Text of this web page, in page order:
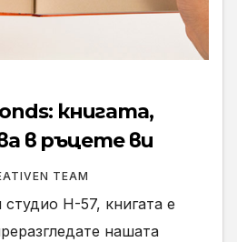
книгата,
в ръцете ви
TEAM
H-57, книгата е
нашата